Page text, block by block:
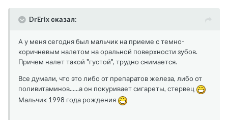
DrErix сказал:
А у меня сегодня был мальчик на приеме с темно-
коричневым налетом на оральной поверхности зубов.
Причем налет такой "густой", трудно снимается.
Все думали, что это либо от препаратов железа, либо от
поливитаминов......а он покуривает сигареты, стервец
Мальчик 1998 года рождения